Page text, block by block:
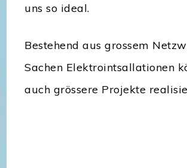
uns so ideal.
Bestehend aus grossem
Sachen Elektrointsallationen
auch grössere Projekte